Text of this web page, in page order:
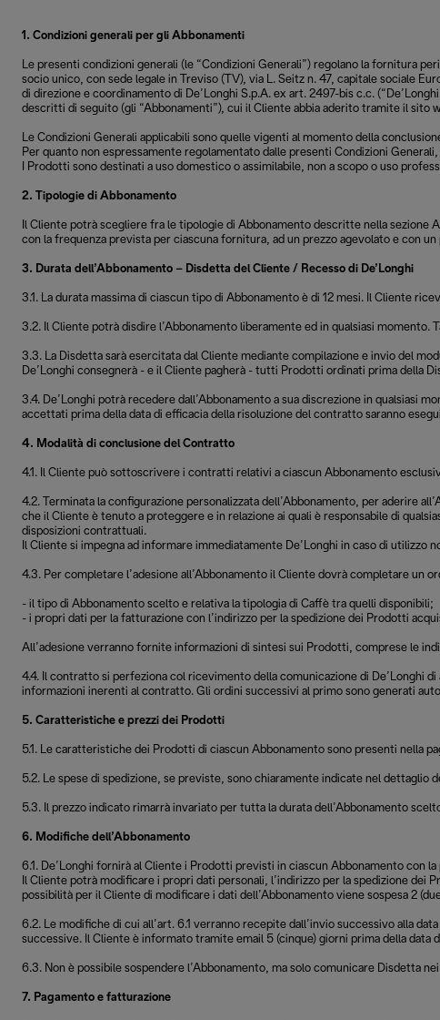
1. Condizioni generali per gli Abbonamenti
Le presenti condizioni generali (le “Condizioni Generali”) regolano la fornitura
socio unico, con sede legale in Treviso (TV), via L. Seitz n. 47, capitale sociale
di direzione e coordinamento di De’Longhi S.p.A. ex art. 2497-bis c.c.
descritti di seguito (gli “Abbonamenti”), cui il Cliente abbia aderito tramite il sito
Le Condizioni Generali applicabili sono quelle vigenti al momento della
Per quanto non espressamente regolamentato dalle presenti Condizioni
I Prodotti sono destinati a uso domestico o assimilabile, non a scopo o uso
2. Tipologie di Abbonamento
Il Cliente potrà scegliere fra le tipologie di Abbonamento descritte nella
con la frequenza prevista per ciascuna fornitura, ad un prezzo agevolato e con un
3. Durata dell’Abbonamento – Disdetta del Cliente / Recesso di De’Longhi
3.1. La durata massima di ciascun tipo di Abbonamento è di 12 mesi. Il Cliente
3.2. Il Cliente potrà disdire l’Abbonamento liberamente ed in qualsiasi
3.3. La Disdetta sarà esercitata dal Cliente mediante compilazione e invio del
De’Longhi consegnerà - e il Cliente pagherà - tutti Prodotti ordinati prima della
3.4. De’Longhi potrà recedere dall’Abbonamento a sua discrezione in qualsiasi
accettati prima della data di efficacia della risoluzione del contratto saranno
4. Modalità di conclusione del Contratto
4.1. Il Cliente può sottoscrivere i contratti relativi a ciascun Abbonamento
4.2. Terminata la configurazione personalizzata dell’Abbonamento, per aderire
che il Cliente è tenuto a proteggere e in relazione ai quali è responsabile di
disposizioni contrattuali.
Il Cliente si impegna ad informare immediatamente De’Longhi in caso di utilizzo
4.3. Per completare l’adesione all’Abbonamento il Cliente dovrà completare un
- il tipo di Abbonamento scelto e relativa la tipologia di Caffè tra quelli disponibili;
- i propri dati per la fatturazione con l’indirizzo per la spedizione dei Prodotti
All’adesione verranno fornite informazioni di sintesi sui Prodotti, comprese le
4.4. Il contratto si perfeziona col ricevimento della comunicazione di De’Longhi
informazioni inerenti al contratto. Gli ordini successivi al primo sono generati
5. Caratteristiche e prezzi dei Prodotti
5.1. Le caratteristiche dei Prodotti di ciascun Abbonamento sono presenti nella
5.2. Le spese di spedizione, se previste, sono chiaramente indicate nel dettaglio
5.3. Il prezzo indicato rimarrà invariato per tutta la durata dell’Abbonamento
6. Modifiche dell’Abbonamento
6.1. De’Longhi fornirà al Cliente i Prodotti previsti in ciascun Abbonamento con
Il Cliente potrà modificare i propri dati personali, l’indirizzo per la spedizione dei
possibilità per il Cliente di modificare i dati dell’Abbonamento viene sospesa 2
6.2. Le modifiche di cui all’art. 6.1 verranno recepite dall’invio successivo alla
successive. Il Cliente è informato tramite email 5 (cinque) giorni prima della data
6.3. Non è possibile sospendere l’Abbonamento, ma solo comunicare Disdetta
7. Pagamento e fatturazione